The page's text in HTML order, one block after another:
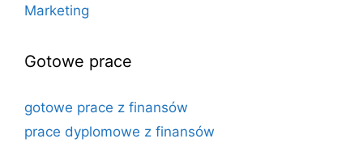
Marketing
Gotowe prace
gotowe prace z finansów
prace dyplomowe z finansów